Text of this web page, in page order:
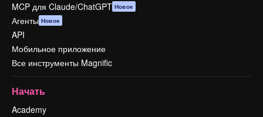
MCP для Claude/ChatGPT Новое
Агенты Новое
API
Мобильное приложение
Все инструменты Magnific
Начать
Academy